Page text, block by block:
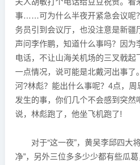
夫人胡敏打个电话给豆豆祝贺。看
事……可为什么半夜开紧急会议呢
务员引到会议厅，也没注意是新疆
声问李作鹏，知道什么事吗？因为
电话，不让山海关机场的三叉戟起
一点情况，说可能是北戴河出事了
河?林彪？能出什么事呢？4点，周
发生的事，你们几个不会感到突然
说，林彪跑了，他坐飞机跑了!
对于“这一夜”，黄吴李邱四大
净”，另外三位多多少少都有些瓜